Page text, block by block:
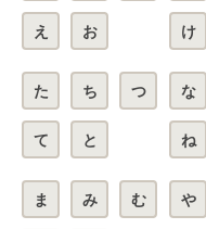
え お け
た ち つ
て と
な
ね
ま み む や